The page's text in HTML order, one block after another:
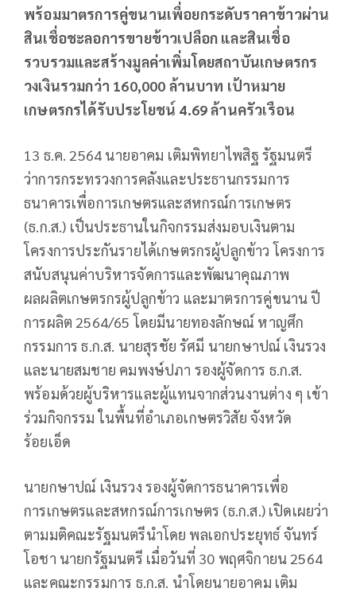
พร้อมมาตรการคู่ขนานเพื่อยกระดับราคาข้าวผ่าน
สินเชื่อชะลอการขายข้าวเปลือก และสินเชื่อ
รวบรวมและสร้างมูลค่าเพิ่มโดยสถาบันเกษตรกร
วงเงินรวมกว่า 160,000 ล้านบาท เป้าหมาย
เกษตรกรได้รับประโยชน์ 4.69 ล้านครัวเรือน
13 ธ.ค. 2564 นายอาคม เติมพิทยาไพสิฐ รัฐมนตรี
ว่าการกระทรวงการคลังและประธานกรรมการ
ธนาคารเพื่อการเกษตรและสหกรณ์การเกษตร
(ธ.ก.ส.) เป็นประธานในกิจกรรมส่งมอบเงินตาม
โครงการประกันรายได้เกษตรกรผู้ปลูกข้าว โครงการ
สนับสนุนค่าบริหารจัดการและพัฒนาคุณภาพ
ผลผลิตเกษตรกรผู้ปลูกข้าว และมาตรการคู่ขนาน ปี
การผลิต 2564/65 โดยมีนายทองลักษณ์ หาญศึก
กรรมการ ธ.ก.ส. นายสุรชัย รัศมี นายกษาปณ์ เงินรวง
และนายสมชาย คมพงษ์ปภา รองผู้จัดการ ธ.ก.ส.
พร้อมด้วยผู้บริหารและผู้แทนจากส่วนงานต่าง ๆ เข้า
ร่วมกิจกรรม ในพื้นที่อำเภอเกษตรวิสัย จังหวัด
ร้อยเอ็ด
นายกษาปณ์ เงินรวง รองผู้จัดการธนาคารเพื่อ
การเกษตรและสหกรณ์การเกษตร (ธ.ก.ส.) เปิดเผยว่า
ตามมติคณะรัฐมนตรีนำโดย พลเอกประยุทธ์ จันทร์
โอชา นายกรัฐมนตรี เมื่อวันที่ 30 พฤศจิกายน 2564
และคณะกรรมการ ธ.ก.ส. นำโดยนายอาคม เติม